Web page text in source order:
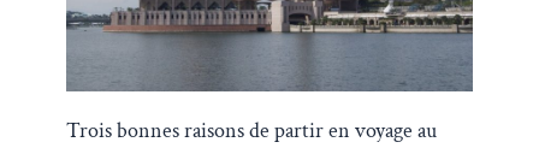
Trois bonnes raisons de partir en voyage au